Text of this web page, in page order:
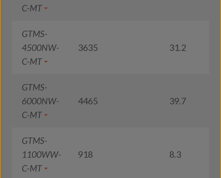
C-MT
GTMS-
4500NW-
C-MT
3635 31.2
GTMS-
6000NW-
C-MT
4465 39.7
GTMS-
1100WW-
C-MT
918 8.3